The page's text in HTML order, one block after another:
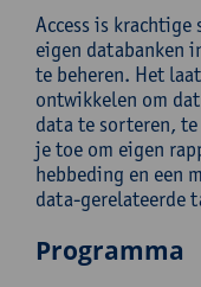
Access is
eigen databanken
te beheren. Het
ontwikkelen om
data te sorteren,
je toe om eigen
hebbeding en een
data-gerelateerde
Programma